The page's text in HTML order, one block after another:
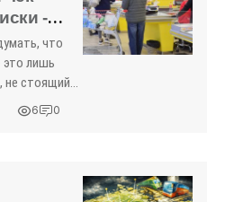
-
Крыма»
что
это лишь
не стоящий
бумаги.
привычке
Однако
6 0